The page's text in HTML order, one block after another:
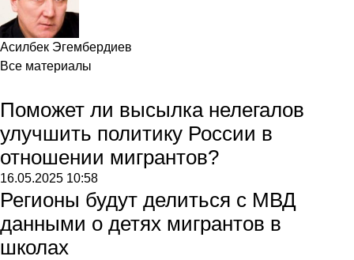
Асилбек Эгембердиев
Все материалы
Поможет ли высылка нелегалов
улучшить политику России в
отношении мигрантов?
16.05.2025 10:58
Регионы будут делиться с МВД
данными о детях мигрантов в
школах